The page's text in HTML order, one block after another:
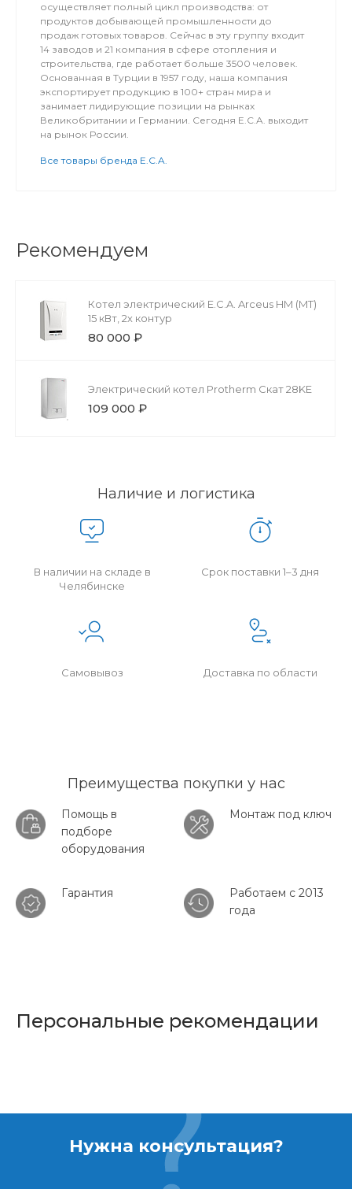
осуществляет полный цикл производства: от
продуктов добывающей промышленности до
продаж готовых товаров. Сейчас в эту группу входит
14 заводов и 21 компания в сфере отопления и
строительства, где работает больше 3500 человек.
Основанная в Турции в 1957 году, наша компания
экспортирует продукцию в 100+ стран мира и
занимает лидирующие позиции на рынках
Великобритании и Германии. Сегодня E.C.A. выходит
на рынок России.
Все товары бренда E.C.A.
Рекомендуем
Котел электрический E.C.A. Arceus HM (MT)
15 кВт, 2х контур
80 000 ₽
Электрический котел Protherm Скат 28KЕ
109 000 ₽
Наличие и логистика
В наличии на складе в
Челябинске
Срок поставки 1–3 дня
Самовывоз Доставка по области
Преимущества покупки у нас
Помощь в
подборе
оборудования
Монтаж под ключ
Гарантия
Работаем с 2013
года
Персональные рекомендации
Нужна консультация?